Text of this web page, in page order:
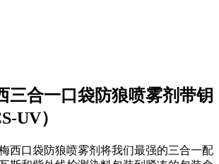
三合一口袋防狼喷雾剂带钥
UV）
西口袋防狼喷雾剂将我们最强的三合一配